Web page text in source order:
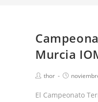
Murcia
thor
El Campeonato